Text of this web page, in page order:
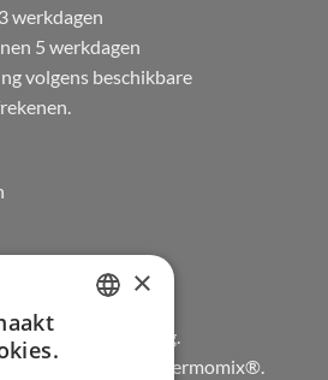
werkdagen
5 werkdagen
volgens beschikbare
en Big Green Egg.
van Vorwerk Thermomix®.
×